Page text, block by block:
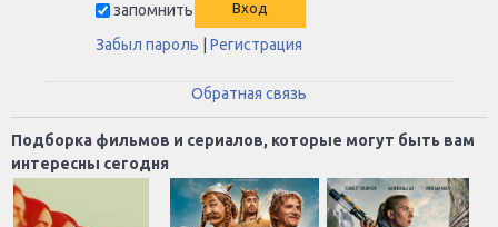
запомнить
Забыл пароль
Регистрация
Обратная связь
Подборка фильмов и сериалов, которые могут быть вам
интересны сегодня